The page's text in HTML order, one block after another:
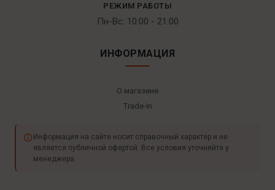
РЕЖИМ РАБОТЫ
Пн-Вс: 10:00 - 21:00
ИНФОРМАЦИЯ
О магазине
Trade-In
Информация на сайте носит справочный характер и не
является публичной офертой. Все условия уточняйте у
менеджера.